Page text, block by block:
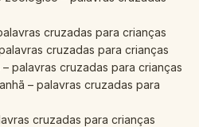
cruzadas para crianças
cruzadas para crianças
palavras cruzadas para crianças
– palavras cruzadas para
cruzadas para crianças